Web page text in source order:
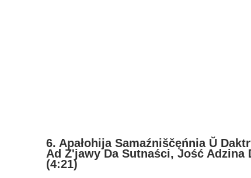
6. Apałohija Samaźniščęńnia Ŭ
Ad Z'jawy Da Sutnaści, Jość
(4:21)